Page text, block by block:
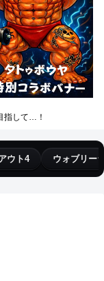
指して…！
ウト4 ウォブリー